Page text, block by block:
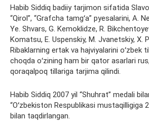
Habib Siddiq badiiy tarjimon sifatida
“Qirol”, “Grafcha tamgʻa” pyesalarini, A.
Ye. Shvars, G. Kemoklidze, R.
Komatsu, E. Uspenskiy, M. Jvanetskiy, X.
Ribaklarning ertak va hajviyalarini oʻzbek
choqda oʻzining ham bir qator asarlari
qoraqalpoq tillariga tarjima qilindi.
Habib Siddiq 2007 yil “Shuhrat” medali
“Oʻzbekiston Respublikasi mustaqilligiga
bilan taqdirlangan.